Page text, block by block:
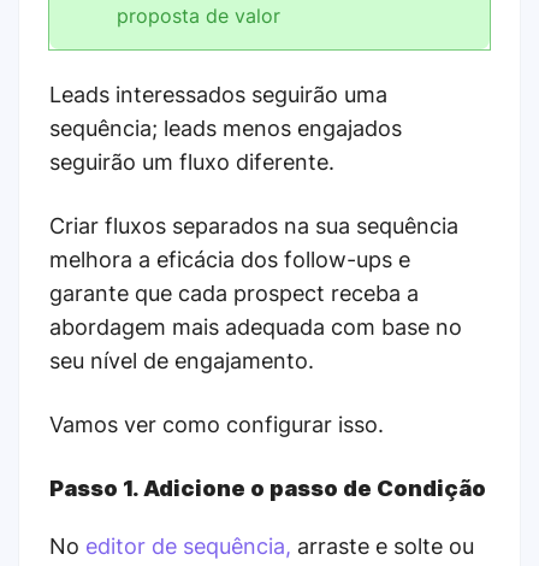
proposta de valor
Leads interessados seguirão uma
sequência; leads menos engajados
seguirão um fluxo diferente.
Criar fluxos separados na sua sequência
melhora a eficácia dos follow-ups e
garante que cada prospect receba a
abordagem mais adequada com base no
seu nível de engajamento.
Vamos ver como configurar isso.
Passo 1. Adicione o passo de Condição
No editor de sequência, arraste e solte ou